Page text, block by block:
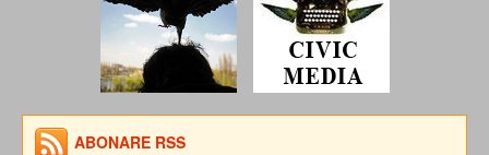
ABONARE RSS